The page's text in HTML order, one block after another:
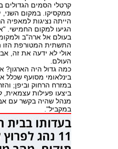
קרטלי הסמים הגדולים
ממקסיקו. במקום השני,
הייתה נציגות למאפיה
הגיעו למקום החמישי.
בעולם אל ארה"ב
התשתית המטורפת הזו
אולי לא ידעה את זה,
העולם.
כמה גדול היה הארגון?
בינלאומי מסועף שכלל
במזרח הרחוק וביפן;
ביצעו פעילות עצמאית,
מנהל שהיה בקשר עם
במקביל".